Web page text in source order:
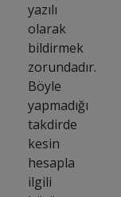
yazılı
olarak
bildirmek
zorundadır.
Böyle
yapmadığı
takdirde
kesin
hesapla
ilgili